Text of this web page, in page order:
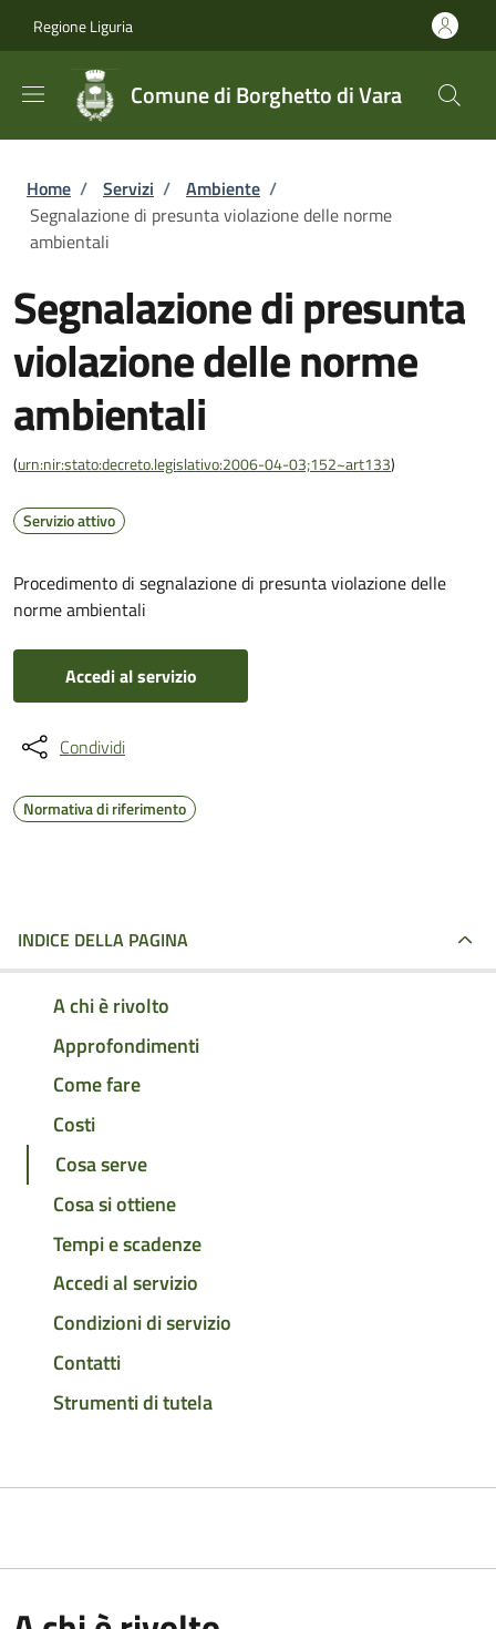
Regione Liguria
Comune di Borghetto di Vara
Briciole di pane
Home / Servizi / Ambiente /
Segnalazione di presunta violazione delle norme
ambientali
Segnalazione di presunta
violazione delle norme
ambientali
(urn:nir:stato:decreto.legislativo:2006-04-03;152~art133)
Servizio attivo
Procedimento di segnalazione di presunta violazione delle
norme ambientali
Accedi al servizio
Condividi
Normativa di riferimento
INDICE DELLA PAGINA
A chi è rivolto
Approfondimenti
Come fare
Costi
Cosa serve
Cosa si ottiene
Tempi e scadenze
Accedi al servizio
Condizioni di servizio
Contatti
Strumenti di tutela